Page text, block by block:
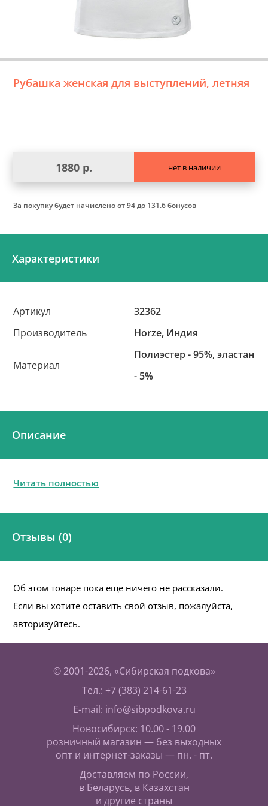
Рубашка женская для выступлений, летняя
1880 р. нет в наличии
За покупку будет начисленоот 94 до 131.6 бонусов
Характеристики
Артикул
32362
Производитель
Horze, Индия
Материал
Полиэстер - 95%, эластан
- 5%
Описание
Читать полностью
Отзывы (0)
Об этом товаре пока еще ничего не рассказали.
Если вы хотите оставить свой отзыв, пожалуйста,
авторизуйтесь.
© 2001-2026, «Сибирская подкова»
Тел.: +7 (383) 214-61-23
E-mail: info@sibpodkova.ru
Новосибирск: 10.00 - 19.00
розничный магазин — без выходных
опт и интернет-заказы — пн. - пт.
Доставляем по России,
в Беларусь, в Казахстан
и другие страны